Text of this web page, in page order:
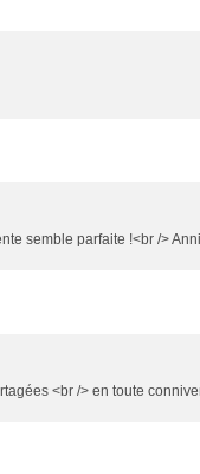
semble parfaite !<br />
<br /> en toute